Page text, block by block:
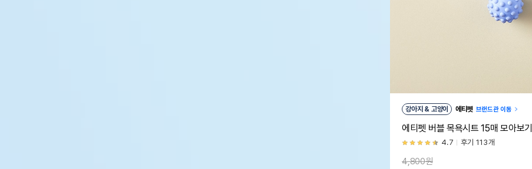
강아지 & 고양이 에티펫 브랜드관 이동
에티펫 버블 목욕시트 15매 모아보기
4.7 후기 113개
4,800원